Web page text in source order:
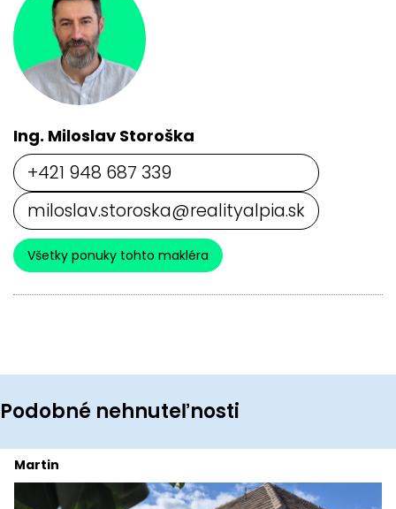
Ing. Miloslav Storoška
+421 948 687 339
miloslav.storoska@realityalpia.sk
Všetky ponuky tohto makléra
Podobné nehnuteľnosti
Martin